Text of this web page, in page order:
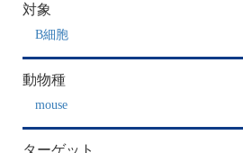
対象
B細胞
動物種
mouse